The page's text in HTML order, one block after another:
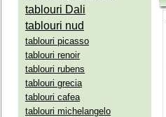
tablouri Dali
tablouri nud
tablouri picasso
tablouri renoir
tablouri rubens
tablouri grecia
tablouri cafea
tablouri michelangelo